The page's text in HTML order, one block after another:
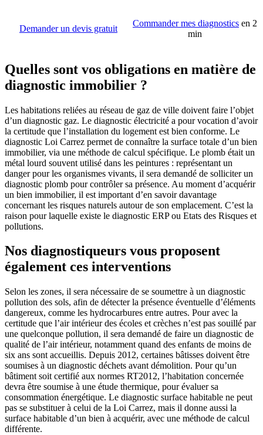
Demander un devis gratuit
Commander mes diagnostics en 2
min
Quelles sont vos obligations en matière de
diagnostic immobilier ?
Les habitations reliées au réseau de gaz de ville doivent faire l’objet
d’un diagnostic gaz. Le diagnostic électricité a pour vocation d’avoir
la certitude que l’installation du logement est bien conforme. Le
diagnostic Loi Carrez permet de connaître la surface totale d’un bien
immobilier, via une méthode de calcul spécifique. Le plomb était un
métal lourd souvent utilisé dans les peintures : représentant un
danger pour les organismes vivants, il sera demandé de solliciter un
diagnostic plomb pour contrôler sa présence. Au moment d’acquérir
un bien immobilier, il est important d’en savoir davantage
concernant les risques naturels autour de son emplacement. C’est la
raison pour laquelle existe le diagnostic ERP ou Etats des Risques et
pollutions.
Nos diagnostiqueurs vous proposent
également ces interventions
Selon les zones, il sera nécessaire de se soumettre à un diagnostic
pollution des sols, afin de détecter la présence éventuelle d’éléments
dangereux, comme les hydrocarbures entre autres. Pour avec la
certitude que l’air intérieur des écoles et crèches n’est pas souillé par
une quelconque pollution, il sera demandé de faire un diagnostic de
qualité de l’air intérieur, notamment quand des enfants de moins de
six ans sont accueillis. Depuis 2012, certaines bâtisses doivent être
soumises à un diagnostic déchets avant démolition. Pour qu’un
bâtiment soit certifié aux normes RT2012, l’habitation concernée
devra être soumise à une étude thermique, pour évaluer sa
consommation énergétique. Le diagnostic surface habitable ne peut
pas se substituer à celui de la Loi Carrez, mais il donne aussi la
surface habitable d’un bien à acquérir, avec une méthode de calcul
différente.